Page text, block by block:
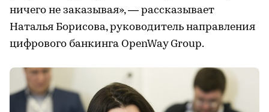
ничего не заказывая», — рассказывает
Наталья Борисова, руководитель направления
цифрового банкинга OpenWay Group.